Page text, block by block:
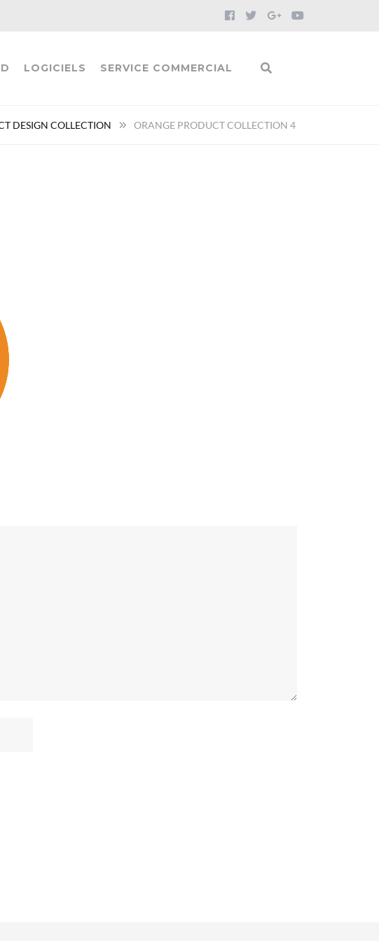
LOGICIELS SERVICE COMMERCIAL
DESIGN COLLECTION ORANGE PRODUCT COLLECTION 4